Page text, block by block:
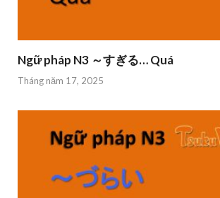
Ngữ pháp N3 ～すぎる… Quá
Tháng năm 17, 2025